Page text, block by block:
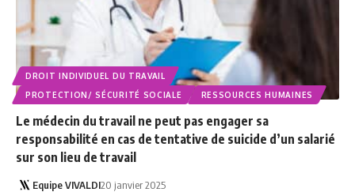
DROIT INDIVIDUEL DU TRAVAIL
PROTECTION/ SÉCURITÉ SOCIALE
RESSOURCES HUMAINES
Le médecin du travail ne peut pas engager sa
responsabilité en cas de tentative de suicide d’un salarié
sur son lieu de travail
Equipe VIVALDI20 janvier 2025